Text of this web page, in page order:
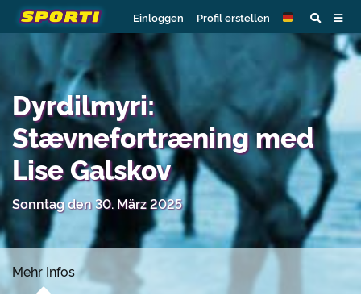
Einloggen Profil erstellen
Dyrdilmyri:
Stævnefortræning med
Lise Galskov
Sonntag den 30. März 2025
Mehr Infos